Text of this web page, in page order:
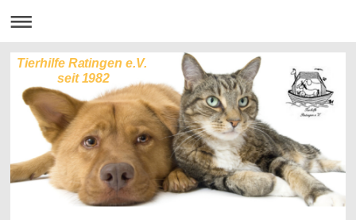
Tierhilfe Ratingen e.V.
seit 1982